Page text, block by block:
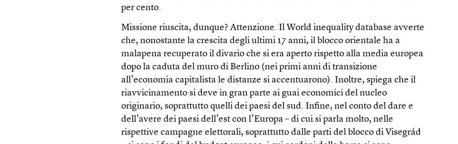
per cento.
Missione riuscita, dunque? Attenzione. Il World inequality database avverte
che, nonostante la crescita degli ultimi 17 anni, il blocco orientale ha a
malapena recuperato il divario che si era aperto rispetto alla media europea
dopo la caduta del muro di Berlino (nei primi anni di transizione
all’economia capitalista le distanze si accentuarono). Inoltre, spiega che il
riavvicinamento si deve in gran parte ai guai economici del nucleo
originario, soprattutto quelli dei paesi del sud. Infine, nel conto del dare e
dell’avere dei paesi dell’est con l’Europa – di cui si parla molto, nelle
rispettive campagne elettorali, soprattutto dalle parti del blocco di Visegrád